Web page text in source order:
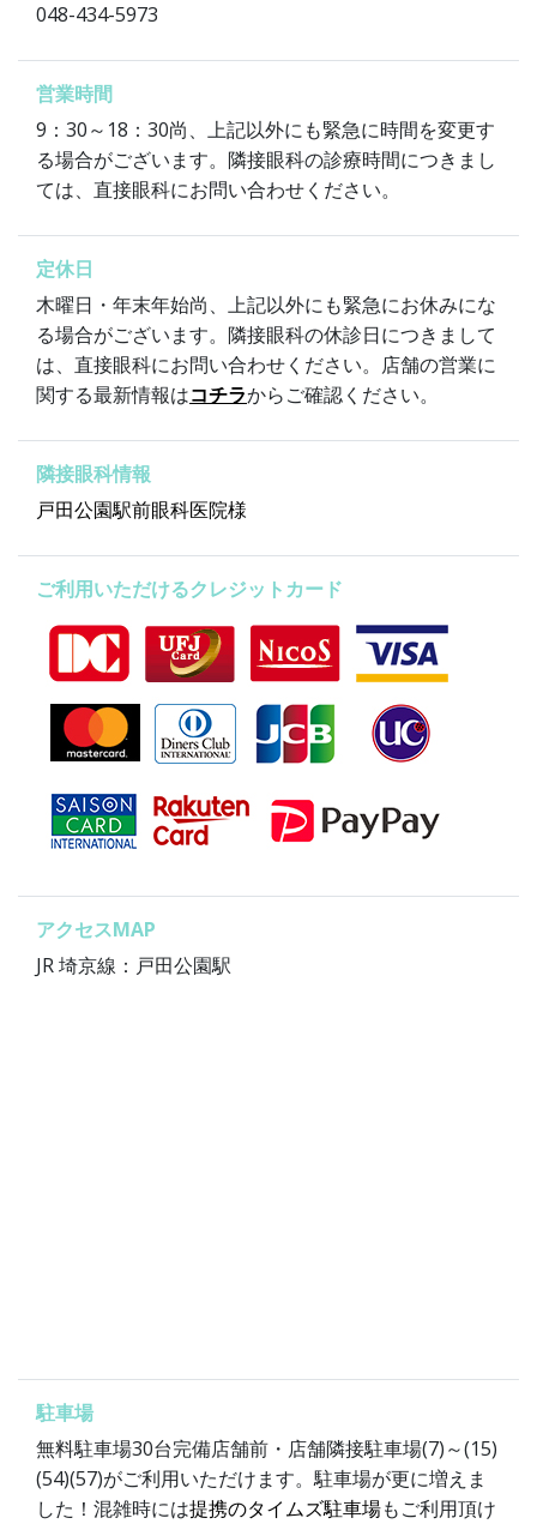
048-434-5973
営業時間
9：30～18：30尚、上記以外にも緊急に時間を変更す
る場合がございます。隣接眼科の診療時間につきまし
ては、直接眼科にお問い合わせください。
定休日
木曜日・年末年始尚、上記以外にも緊急にお休みにな
る場合がございます。隣接眼科の休診日につきまして
は、直接眼科にお問い合わせください。店舗の営業に
関する最新情報はコチラからご確認ください。
隣接眼科情報
戸田公園駅前眼科医院様
ご利用いただけるクレジットカード
アクセスMAP
JR 埼京線：戸田公園駅
駐車場
無料駐車場30台完備店舗前・店舗隣接駐車場(7)～(15)
(54)(57)がご利用いただけます。駐車場が更に増えま
した！混雑時には提携のタイムズ駐車場もご利用頂け